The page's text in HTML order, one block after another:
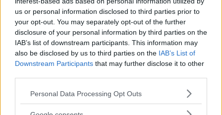
us or personal information disclosed to third parties prior to
your opt-out. You may separately opt-out of the further
disclosure of your personal information by third parties on the
IAB’s list of downstream participants. This information may
also be disclosed by us to third parties on the IAB’s List of
Downstream Participants that may further disclose it to other
Please note that this website/app uses one or more Google
not limited to your visit or usage behaviour. You may click to
Personal Data Processing Opt Outs
cucchiaino di Nutella nel centro del quadratino
e poi preparare le girandole come nella ricetta
originale. Volete un trucco per evitare che in
cottura la Nutella esca dalla pasta sfoglia?
Una volta tolte le girandole dal forno,
spolverizzatele con zucchero a velo.